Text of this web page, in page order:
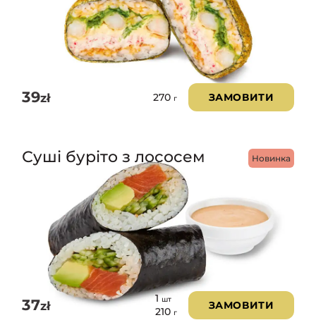
39zł 270 г ЗАМОВИТИ
Новинка
Суші буріто з лососем
37zł
1 шт
210 г
ЗАМОВИТИ